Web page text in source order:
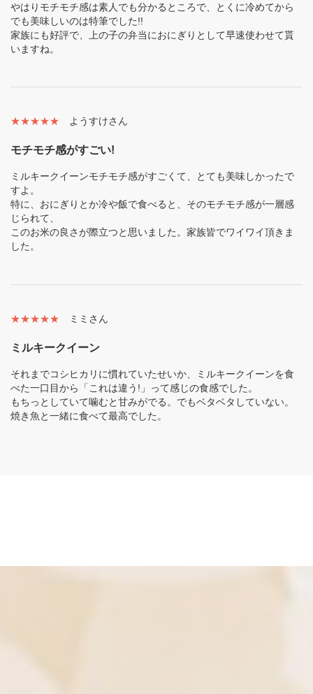
やはりモチモチ感は素人でも分かるところで、とくに冷めてから
でも美味しいのは特筆でした!!
家族にも好評で、上の子の弁当におにぎりとして早速使わせて貰
いますね。
★★★★★ ようすけさん
モチモチ感がすごい!
ミルキークイーンモチモチ感がすごくて、とても美味しかったで
すよ。
特に、おにぎりとか冷や飯で食べると、そのモチモチ感が一層感
じられて、
このお米の良さが際立つと思いました。家族皆でワイワイ頂きま
した。
★★★★★ ミミさん
ミルキークイーン
それまでコシヒカリに慣れていたせいか、ミルキークイーンを食
べた一口目から「これは違う!」って感じの食感でした。
もちっとしていて噛むと甘みがでる。でもベタベタしていない。
焼き魚と一緒に食べて最高でした。